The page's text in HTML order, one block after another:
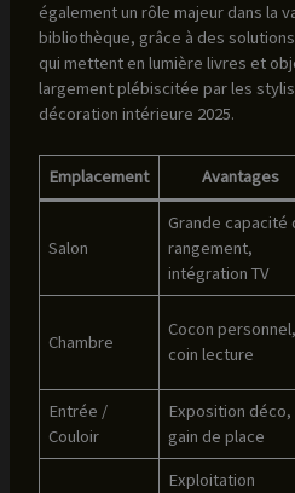
également un rôle majeur dans la
bibliothèque, grâce à des
qui mettent en lumière livres et
largement plébiscitée par les
décoration intérieure 2025.
Emplacement Avantages
Salon
Grande capacité
rangement,
intégration TV
Chambre
Cocon personnel,
coin lecture
Entrée /
Couloir
Exposition déco,
gain de place
Exploitation